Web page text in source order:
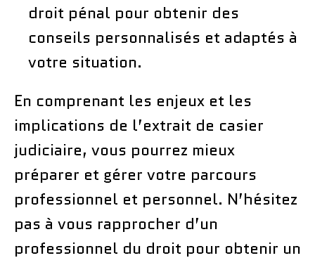
droit pénal pour obtenir des
conseils personnalisés et adaptés à
votre situation.
En comprenant les enjeux et les
implications de l’extrait de casier
judiciaire, vous pourrez mieux
préparer et gérer votre parcours
professionnel et personnel. N’hésitez
pas à vous rapprocher d’un
professionnel du droit pour obtenir un